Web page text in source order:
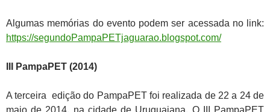
Algumas memórias do evento podem ser acessada no link:
https://segundoPampaPETjaguarao.blogspot.com/
III PampaPET (2014)
A terceira edição do PampaPET foi realizada de 22 a 24 de
maio de 2014, na cidade de Uruguaiana. O III PampaPET